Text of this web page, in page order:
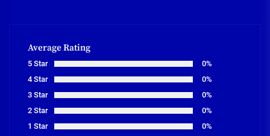
Average Rating
5 Star
0%
4 Star
0%
3 Star
0%
2 Star
0%
1 Star
0%